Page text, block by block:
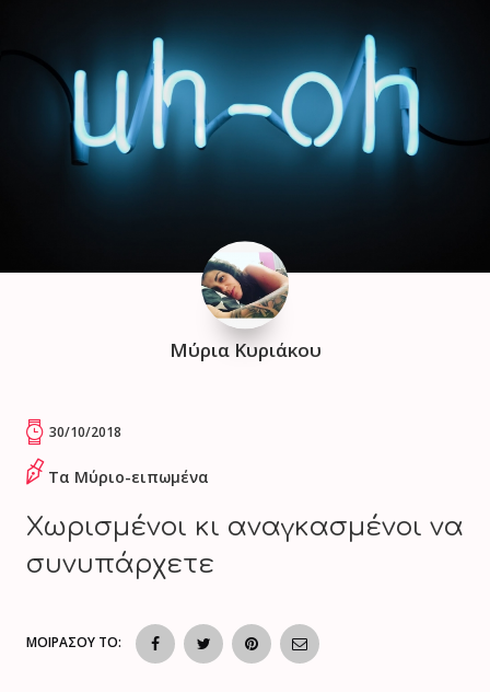
Μύρια Κυριάκου
30/10/2018
Τα Μύριο-ειπωμένα
Χωρισμένοι κι αναγκασμένοι να
συνυπάρχετε
ΜΟΙΡΑΣΟΥ ΤΟ: